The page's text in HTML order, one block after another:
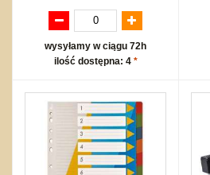
wysyłamy w ciągu 72h
ilość dostępna: 4 *